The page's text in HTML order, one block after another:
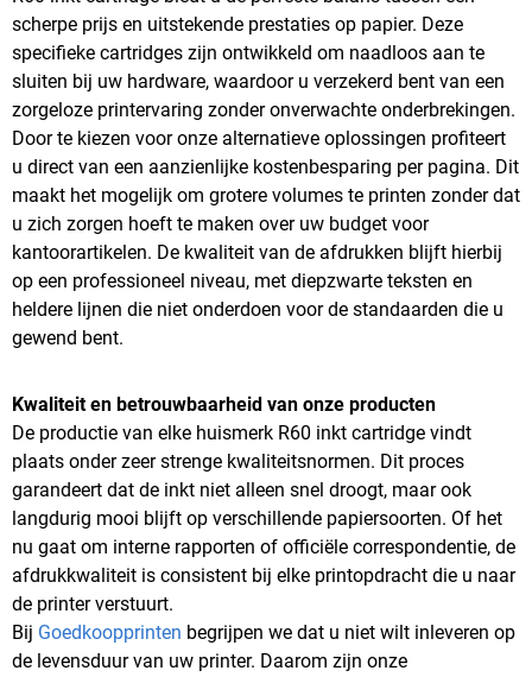
scherpe prijs en uitstekende prestaties op papier. Deze
specifieke cartridges zijn ontwikkeld om naadloos aan te
sluiten bij uw hardware, waardoor u verzekerd bent van een
zorgeloze printervaring zonder onverwachte onderbrekingen.
Door te kiezen voor onze alternatieve oplossingen profiteert
u direct van een aanzienlijke kostenbesparing per pagina. Dit
maakt het mogelijk om grotere volumes te printen zonder dat
u zich zorgen hoeft te maken over uw budget voor
kantoorartikelen. De kwaliteit van de afdrukken blijft hierbij
op een professioneel niveau, met diepzwarte teksten en
heldere lijnen die niet onderdoen voor de standaarden die u
gewend bent.
Kwaliteit en betrouwbaarheid van onze producten
De productie van elke huismerk R60 inkt cartridge vindt
plaats onder zeer strenge kwaliteitsnormen. Dit proces
garandeert dat de inkt niet alleen snel droogt, maar ook
langdurig mooi blijft op verschillende papiersoorten. Of het
nu gaat om interne rapporten of officiële correspondentie, de
afdrukkwaliteit is consistent bij elke printopdracht die u naar
de printer verstuurt.
Bij Goedkoopprinten begrijpen we dat u niet wilt inleveren op
de levensduur van uw printer. Daarom zijn onze